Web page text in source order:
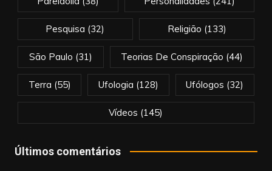
Pesquisa (32) Religião (133)
São Paulo (31) Teorias De Conspiração (44)
Terra (55) Ufologia (128) Ufólogos (32)
Vídeos (145)
Últimos comentários